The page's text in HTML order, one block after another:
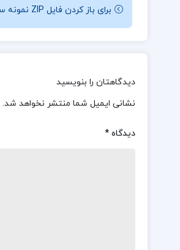
برای باز کردن فایل ZIP نمونه سوال ها نیاز به نرم افزار Winrar دارید.
دیدگاهتان را بنویسید
نشانی ایمیل شما منتشر نخواهد شد.
دیدگاه*